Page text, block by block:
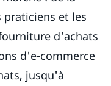
praticiens et les
d'achats
d'e-commerce
jusqu'à